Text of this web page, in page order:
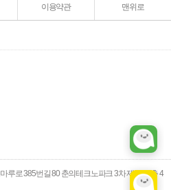
이용약관 맨위로
루로 385번길 80 춘의테크노파크 3차 제1동 4층 4